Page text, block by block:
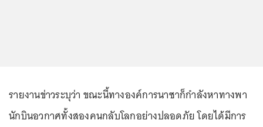
รายงานข่าวระบุว่า ขณะนี้ทางองค์การนาซาก็กำลังหาทางพา
นักบินอวกาศทั้งสองคนกลับโลกอย่างปลอดภัย โดยได้มีการ